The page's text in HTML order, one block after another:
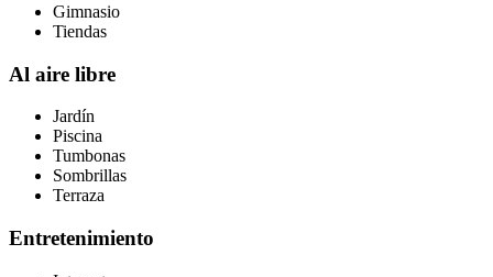
Gimnasio
Tiendas
Al aire libre
Jardín
Piscina
Tumbonas
Sombrillas
Terraza
Entretenimiento